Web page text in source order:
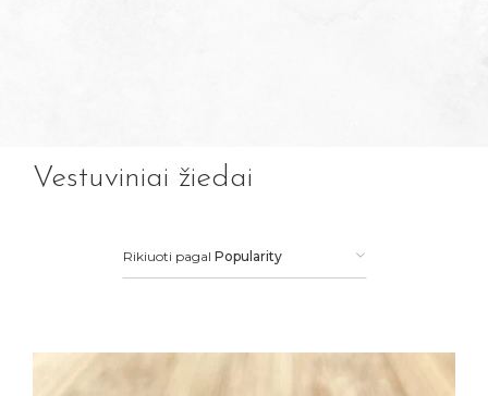
Vestuviniai žiedai
Rikiuoti pagal Popularity